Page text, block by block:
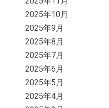
2025年10月
2025年9月
2025年8月
2025年7月
2025年6月
2025年5月
2025年4月